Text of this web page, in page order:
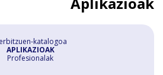
katalogoa
APLIKAZIOAK
Profesionalak